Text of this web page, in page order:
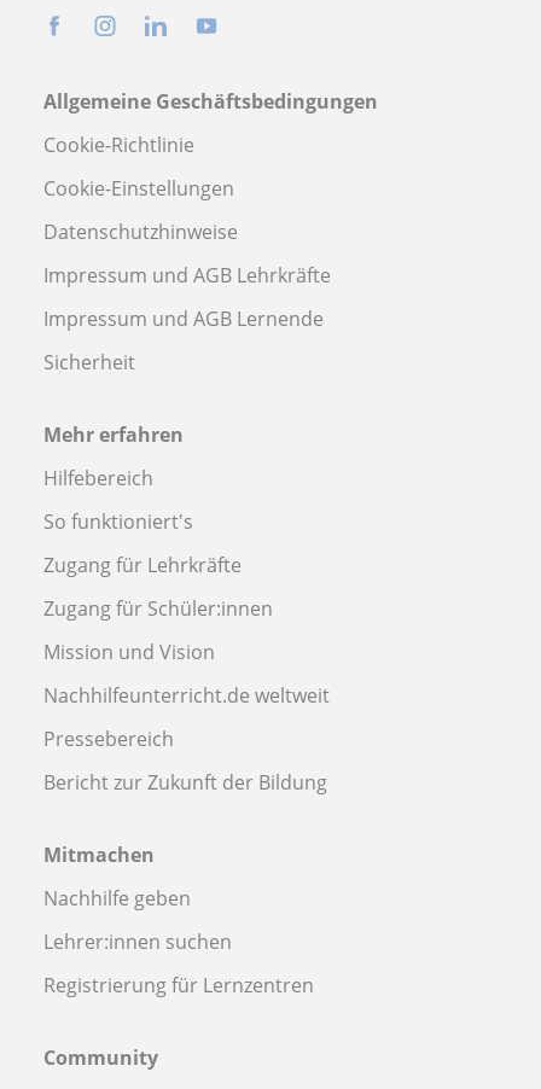
Allgemeine Geschäftsbedingungen
Cookie-Richtlinie
Cookie-Einstellungen
Datenschutzhinweise
Impressum und AGB Lehrkräfte
Impressum und AGB Lernende
Sicherheit
Mehr erfahren
Hilfebereich
So funktioniert's
Zugang für Lehrkräfte
Zugang für Schüler:innen
Mission und Vision
Nachhilfeunterricht.de weltweit
Pressebereich
Bericht zur Zukunft der Bildung
Mitmachen
Nachhilfe geben
Lehrer:innen suchen
Registrierung für Lernzentren
Community